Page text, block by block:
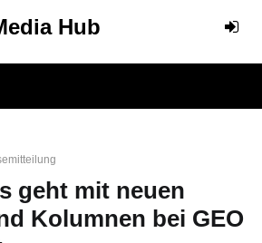
Hub
geht mit neuen
Kolumnen bei GEO